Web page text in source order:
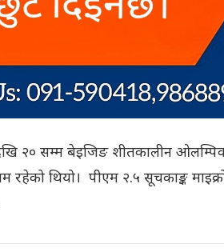
२० सम्म बेइजिङ शीतकालीन
रहेको थियो। पीएम २.५ सूचकाङ्क